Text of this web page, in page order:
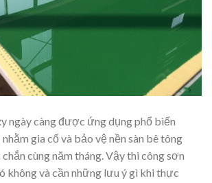
ngày càng được ứng dụng phổ biến
gia cố và bảo vệ nền sàn bê tông
cùng năm tháng. Vậy thi công sơn
không và cần những lưu ý gì khi thực